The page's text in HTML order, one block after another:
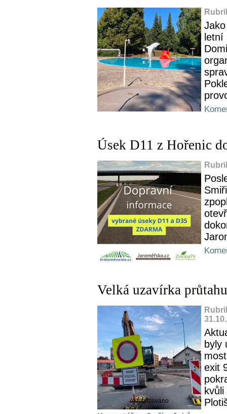
letní
Úsek D11 z Hořenic
Velká uzavírka
Aktualizováno
byly
exit